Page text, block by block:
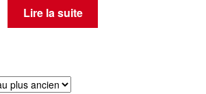
Lire la suite